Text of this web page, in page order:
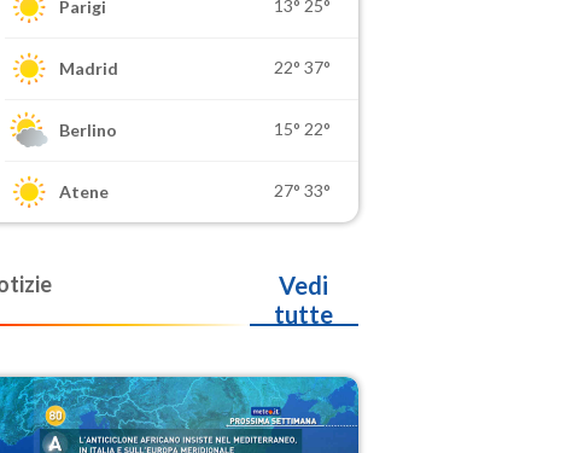
Parigi 13° 25°
Madrid 22° 37°
Berlino 15° 22°
Atene 27° 33°
Vedi
tutte